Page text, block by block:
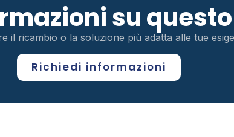
su
il ricambio o la soluzione più adatta alle tue
Richiedi informazioni